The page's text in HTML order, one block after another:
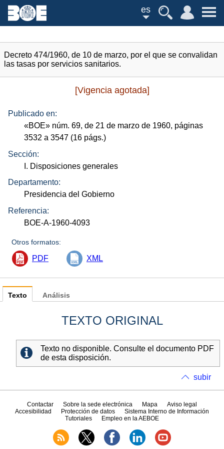
es
Decreto 474/1960, de 10 de marzo, por el que se convalidan
las tasas por servicios sanitarios.
[Vigencia agotada]
Publicado en:
«BOE» núm. 69, de 21 de marzo de 1960, páginas
3532 a 3547 (16 págs.)
Sección:
I. Disposiciones generales
Departamento:
Presidencia del Gobierno
Referencia:
BOE-A-1960-4093
Otros formatos:
PDF XML
Texto
TEXTO ORIGINAL
Texto no disponible. Consulte el documento PDF
de esta disposición.
Análisis
subir
Contactar Sobre la sede electrónica Mapa
Aviso legal
Accesibilidad
Protección de datos
Sistema Interno de Información
Tutoriales
Empleo en la AEBOE